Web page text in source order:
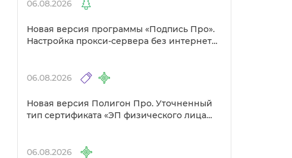
06.08.2026
Новая версия программы «Подпись Про».
Настройка прокси-сервера без интернета
06.08.2026
Новая версия Полигон Про. Уточненный
тип сертификата «ЭП физического лица
06.08.2026